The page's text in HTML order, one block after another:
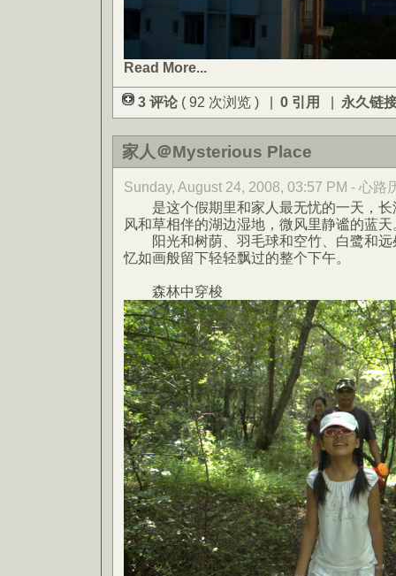
Read More...
3 评论 ( 92 次浏览 ) | 0 引用 | 永久链
家人＠Mysterious Place
Sunday, August 24, 2008, 03:57 PM - 心路
是这个假期里和家人最无忧的一天，长
风和草相伴的湖边湿地，微风里静谧的蓝天
阳光和树荫、羽毛球和空竹、白鹭和远
忆如画般留下轻轻飘过的整个下午。
森林中穿梭